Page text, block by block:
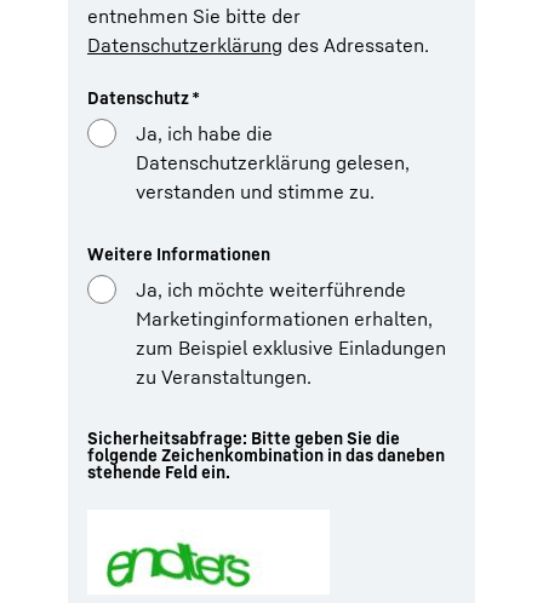
entnehmen Sie bitte der
Datenschutzerklärung des Adressaten.
Datenschutz*
Ja, ich habe die
Datenschutzerklärung gelesen,
verstanden und stimme zu.
Weitere Informationen
Ja, ich möchte weiterführende
Marketinginformationen erhalten,
zum Beispiel exklusive Einladungen
zu Veranstaltungen.
Sicherheitsabfrage: Bitte geben Sie die
folgende Zeichenkombination in das daneben
stehende Feld ein.